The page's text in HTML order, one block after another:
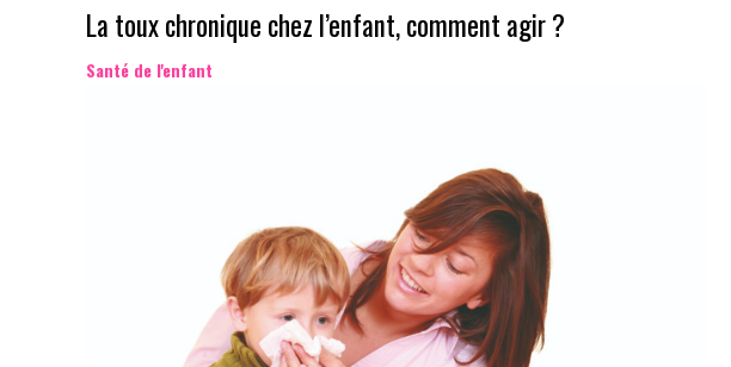
La toux chronique chez l’enfant, comment agir ?
Santé de l'enfant